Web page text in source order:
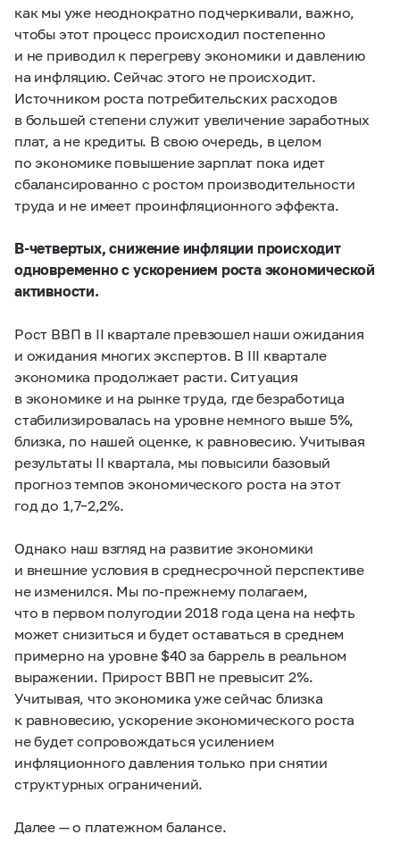
как мы уже неоднократно подчеркивали, важно,
чтобы этот процесс происходил постепенно
и не приводил к перегреву экономики и давлению
на инфляцию. Сейчас этого не происходит.
Источником роста потребительских расходов
в большей степени служит увеличение заработных
плат, а не кредиты. В свою очередь, в целом
по экономике повышение зарплат пока идет
сбалансированно с ростом производительности
труда и не имеет проинфляционного эффекта.
В-четвертых, снижение инфляции происходит
одновременно с ускорением роста экономической
активности.
Рост ВВП в II квартале превзошел наши ожидания
и ожидания многих экспертов. В III квартале
экономика продолжает расти. Ситуация
в экономике и на рынке труда, где безработица
стабилизировалась на уровне немного выше 5%,
близка, по нашей оценке, к равновесию. Учитывая
результаты II квартала, мы повысили базовый
прогноз темпов экономического роста на этот
год до 1,7–2,2%.
Однако наш взгляд на развитие экономики
и внешние условия в среднесрочной перспективе
не изменился. Мы по-прежнему полагаем,
что в первом полугодии 2018 года цена на нефть
может снизиться и будет оставаться в среднем
примерно на уровне $40 за баррель в реальном
выражении. Прирост ВВП не превысит 2%.
Учитывая, что экономика уже сейчас близка
к равновесию, ускорение экономического роста
не будет сопровождаться усилением
инфляционного давления только при снятии
структурных ограничений.
Далее — о платежном балансе.